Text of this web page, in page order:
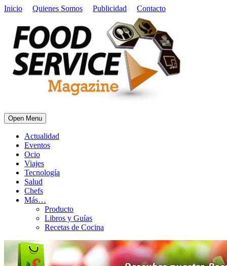
Inicio Quienes Somos Publicidad Contacto
Open Menu
Actualidad
Eventos
Ocio
Viajes
Tecnología
Salud
Chefs
Más…
Producto
Libros y Guías
Recetas de Cocina